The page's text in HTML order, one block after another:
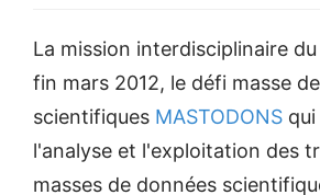
La mission interdisciplinaire du
fin mars 2012, le défi masse
scientifiques MASTODONS
l'analyse et l'exploitation des
masses de données